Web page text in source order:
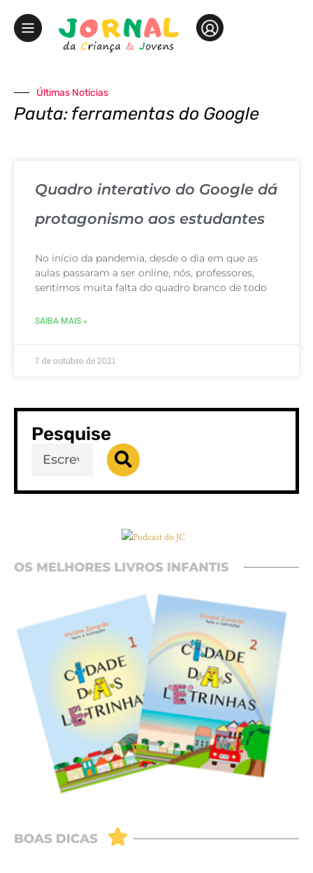
Últimas Notícias
Pauta: ferramentas do Google
Quadro interativo do Google dá
protagonismo aos estudantes
No início da pandemia, desde o dia em que as
aulas passaram a ser online, nós, professores,
sentimos muita falta do quadro branco de todo
SAIBA MAIS »
7 de outubro de 2021
Pesquise